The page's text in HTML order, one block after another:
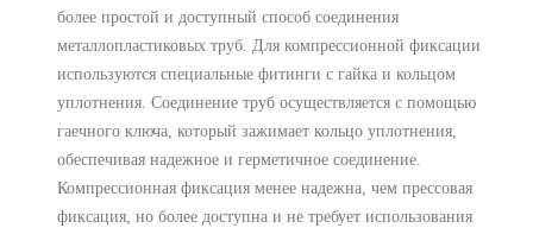
более простой и доступный способ соединения
металлопластиковых труб. Для компрессионной фиксации
используются специальные фитинги с гайка и кольцом
уплотнения. Соединение труб осуществляется с помощью
гаечного ключа, который зажимает кольцо уплотнения,
обеспечивая надежное и герметичное соединение.
Компрессионная фиксация менее надежна, чем прессовая
фиксация, но более доступна и не требует использования